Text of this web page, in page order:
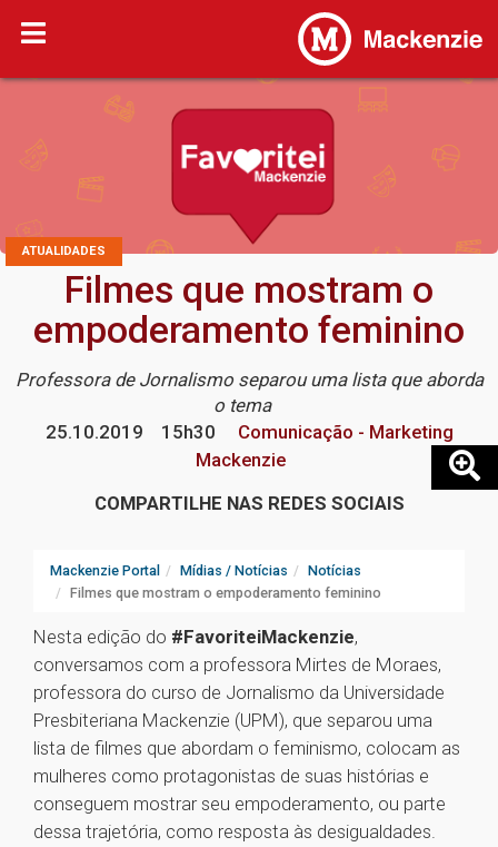
ATUALIDADES
Filmes que mostram o
empoderamento feminino
Professora de Jornalismo separou uma lista que aborda
o tema
25.10.2019
15h30
Comunicação - Marketing
Mackenzie
COMPARTILHE NAS REDES SOCIAIS
Mackenzie Portal Mídias / Notícias
Notícias
Filmes que mostram o empoderamento feminino
Nesta edição do #FavoriteiMackenzie,
conversamos com a professora Mirtes de Moraes,
professora do curso de Jornalismo da Universidade
Presbiteriana Mackenzie (UPM), que separou uma
lista de filmes que abordam o feminismo, colocam as
mulheres como protagonistas de suas histórias e
conseguem mostrar seu empoderamento, ou parte
dessa trajetória, como resposta às desigualdades.